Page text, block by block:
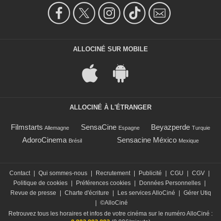
ALLOCINÉ SUR MOBILE
ALLOCINÉ À L'ÉTRANGER
Filmstarts Allemagne SensaCine Espagne Beyazperde Turquie
AdoroCinema Brésil Sensacine México Mexique
Contact Qui sommes-nous Recrutement Publicité CGU CGV
Politique de cookies
Préférences cookies Données Personnelles
Revue de presse
Charte d'écriture Les services AlloCiné
Gérer Utiq
©AlloCiné
Retrouvez tous les horaires et infos de votre cinéma sur le numéro AlloCiné :